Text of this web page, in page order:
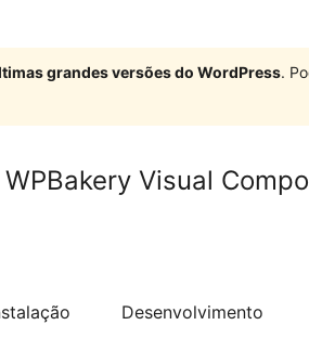
grandes versões do WordPress.
Visual
Desenvolvimento